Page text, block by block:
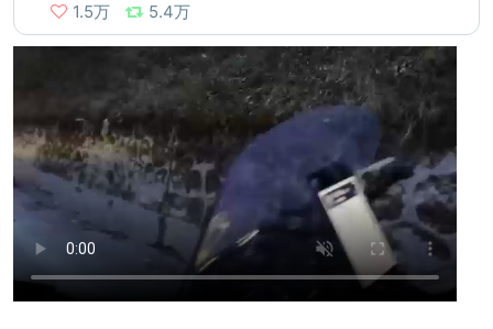
1.5万 5.4万